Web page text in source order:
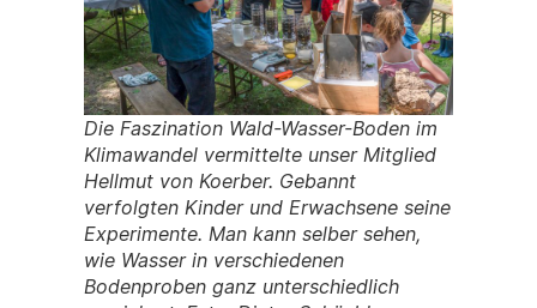
Die Faszination Wald-Wasser-Boden im
Klimawandel vermittelte unser Mitglied
Hellmut von Koerber. Gebannt
verfolgten Kinder und Erwachsene seine
Experimente. Man kann selber sehen,
wie Wasser in verschiedenen
Bodenproben ganz unterschiedlich